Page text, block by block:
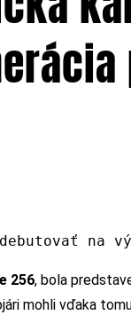
na
256, bola
mohli vďaka